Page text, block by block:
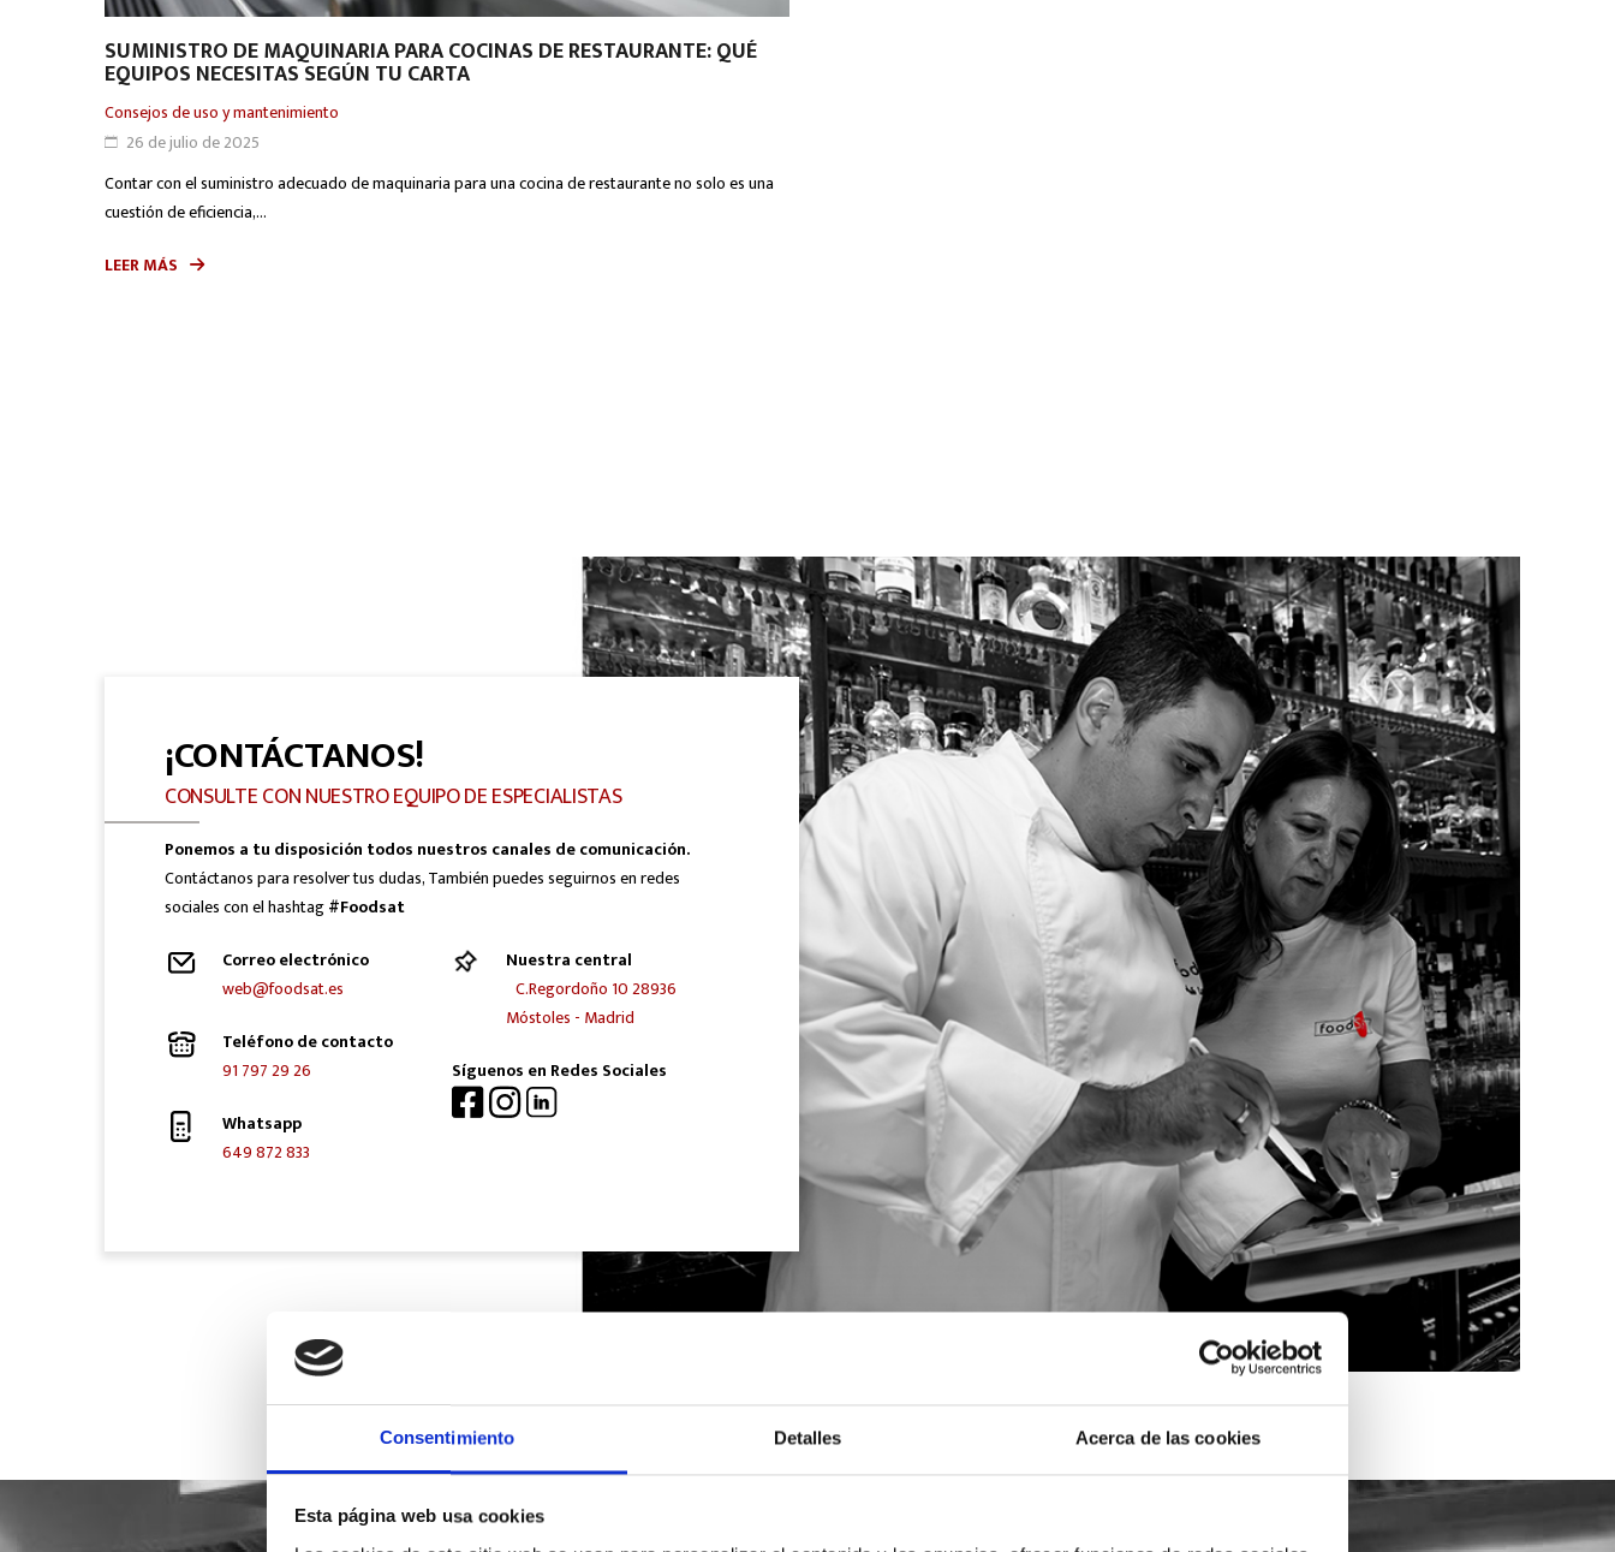
Consentimiento Detalles Acerca de las cookies
Esta página web usa cookies
SUMINISTRO DE MAQUINARIA PARA COCINAS DE RESTAURANTE: QUÉ
EQUIPOS NECESITAS SEGÚN TU CARTA
Consejos de uso y mantenimiento
26 de julio de 2025
Contar con el suministro adecuado de maquinaria para una cocina de restaurante no solo es una
cuestión de eficiencia,...
LEER MÁS
¡CONTÁCTANOS!
CONSULTE CON NUESTRO EQUIPO DE ESPECIALISTAS
Ponemos a tu disposición todos nuestros canales de comunicación.
Contáctanos para resolver tus dudas, También puedes seguirnos en redes
sociales con el hashtag#Foodsat
Correo electrónico
web@foodsat.es
Teléfono de contacto
91 797 29 26
Whatsapp
649 872 833
Nuestra central
C.Regordoño 10 28936
Móstoles - Madrid
Síguenos en Redes Sociales